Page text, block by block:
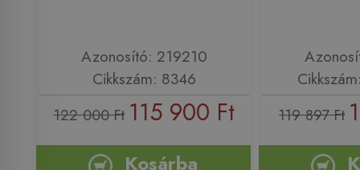
Azonosító: 219210
Cikkszám: 8346
122 000 Ft 115 900 Ft
Kosárba
119 897 Ft